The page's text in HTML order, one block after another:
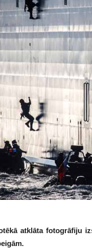
atklāta fotogrāfiju